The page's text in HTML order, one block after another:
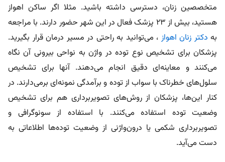
متخصصین زنان، دسترسی داشته باشید. مثلا اگر ساکن اهواز
هستید، بیش از ۲۳ پزشک فعال در این شهر حضور دارند. با مراجعه
به دکتر زنان اهواز ، می‌توانید به راحتی در مسیر درمان قرار بگیرید.
پزشکان برای تشخیص نوع توده در واژن به نواحی بیرونی آن نگاه
می‌کنند و معاینه‌ای دقیق انجام می‌دهند. آنها برای تشخیص
سلول‌های خطرناک با سواب از توده و برآمدگی نمونه‌ای برمی‌دارند. در
کنار این‌ها، پزشکان از روش‌های تصویربرداری هم برای تشخیص
وضعیت توده استفاده می‌کنند. با استفاده از سونوگرافی و
تصویربرداری شکمی یا درون‌واژنی از وضعیت توده‌ها اطلاعاتی به
دست می‌آید.